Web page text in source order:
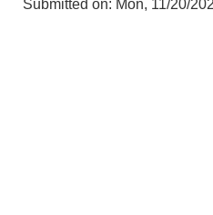
Submitted on: Mon, 11/20/